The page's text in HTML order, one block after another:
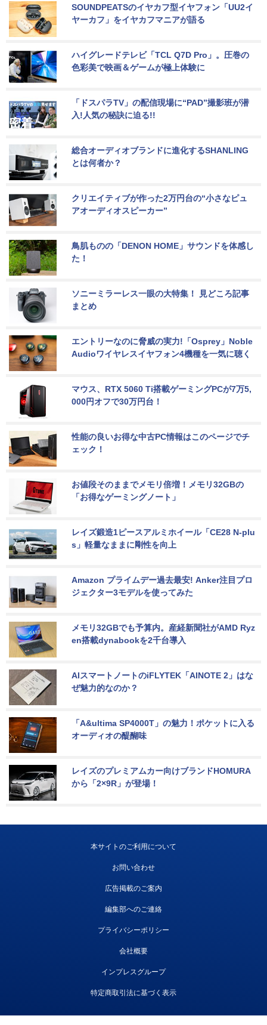
SOUNDPEATSのイヤカフ型イヤフォン「UU2イ
ヤーカフ」をイヤカフマニアが語る
ハイグレードテレビ「TCL Q7D Pro」。圧巻の
色彩美で映画＆ゲームが極上体験に
「ドスパラTV」の配信現場に“PAD”撮影班が潜
入!人気の秘訣に迫る!!
総合オーディオブランドに進化するSHANLING
とは何者か？
クリエイティブが作った2万円台の“小さなピュ
アオーディオスピーカー”
鳥肌ものの「DENON HOME」サウンドを体感し
た！
ソニーミラーレス一眼の大特集！ 見どころ記事
まとめ
エントリーなのに脅威の実力!「Osprey」Noble
Audioワイヤレスイヤフォン4機種を一気に聴く
マウス、RTX 5060 Ti搭載ゲーミングPCが7万5,
000円オフで30万円台！
性能の良いお得な中古PC情報はこのページでチ
ェック！
お値段そのままでメモリ倍増！メモリ32GBの
「お得なゲーミングノート」
レイズ鍛造1ピースアルミホイール「CE28 N-plu
s」軽量なままに剛性を向上
Amazon プライムデー過去最安! Anker注目プロ
ジェクター3モデルを使ってみた
メモリ32GBでも予算内。産経新聞社がAMD Ryz
en搭載dynabookを2千台導入
AIスマートノートのiFLYTEK「AINOTE 2」はな
ぜ魅力的なのか？
「A&ultima SP4000T」の魅力！ポケットに入る
オーディオの醍醐味
レイズのプレミアムカー向けブランドHOMURA
から「2×9R」が登場！
本サイトのご利用について
お問い合わせ
広告掲載のご案内
編集部へのご連絡
プライバシーポリシー
会社概要
インプレスグループ
特定商取引法に基づく表示